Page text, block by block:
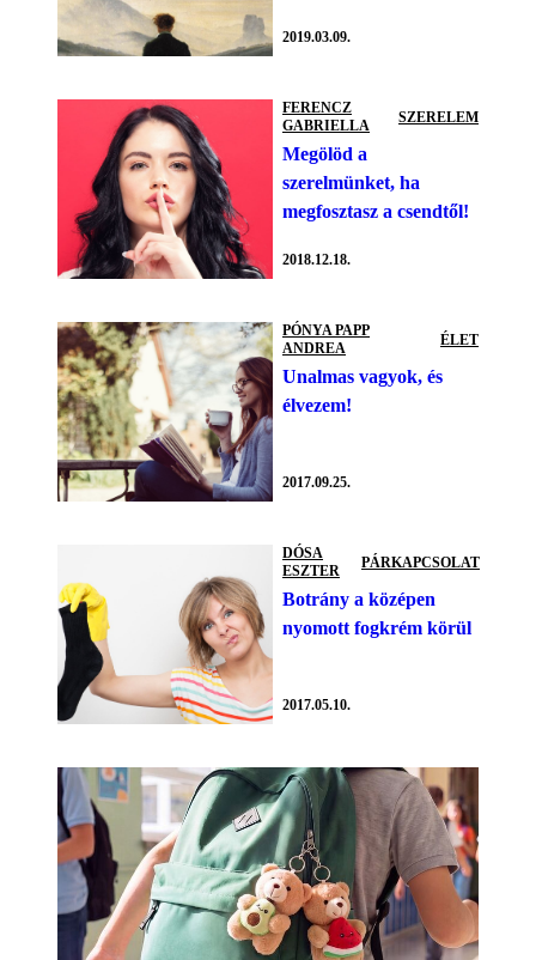
2019.03.09.
FERENCZ
GABRIELLA
SZERELEM
Megölöd a
szerelmünket, ha
megfosztasz a csendtől!
2018.12.18.
PÓNYA PAPP
ANDREA
ÉLET
Unalmas vagyok, és
élvezem!
2017.09.25.
DÓSA
ESZTER
PÁRKAPCSOLAT
Botrány a középen
nyomott fogkrém körül
2017.05.10.